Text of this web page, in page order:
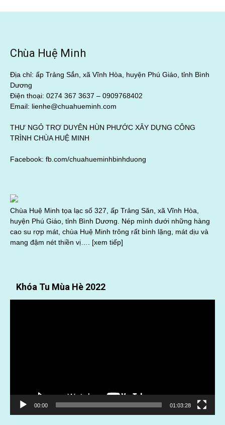
Chùa Huệ Minh
Địa chỉ: ấp Trảng Sắn, xã Vĩnh Hòa, huyện Phú Giáo, tỉnh Bình
Dương
Điện thoại: 0274 367 3637 – 0909768402
Email: lienhe@chuahueminh.com
THƯ NGỎ TRỢ DUYÊN HÙN PHƯỚC XÂY DỰNG CÔNG
TRÌNH CHÙA HUỆ MINH
Facebook: fb.com/chuahueminhbinhduong
Chùa Huệ Minh tọa lạc số 327, ấp Trảng Săn, xã Vĩnh Hòa,
huyện Phú Giáo, tỉnh Bình Dương. Nép mình dưới những hàng
cao su rợp mát, chùa Huệ Minh trông rất bình lặng, mát dịu và
mang đậm nét thiền vị…. [xem tiếp]
Khóa Tu Mùa Hè 2022
00:00 01:03:28